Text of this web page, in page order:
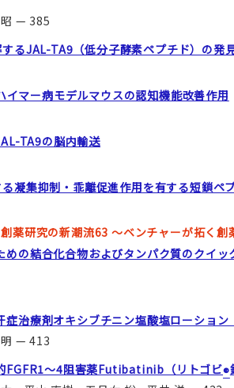
昭 — 385
るJAL-TA9（低分子酵素ペプチド）の発
イマー病モデルマウスの認知機能改善作用
TA9の脳内輸送
凝集抑制・乖離促進作用を有する短鎖ペ
薬研究の新潮流63 ～ベンチャーが拓く創
めの結合化合物およびタンパク質のクイッ
症治療剤オキシブチニン塩酸塩ローション
明 — 413
FGFR1～4阻害薬Futibatinib（リトゴビ®